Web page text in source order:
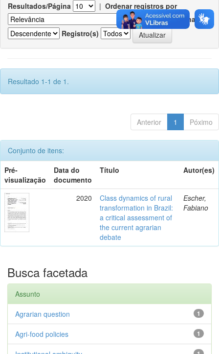
Resultados/Página | Ordenar registros por
Ordenar
Registro(s)
Resultado 1-1 de 1.
Anterior 1 Póximo
Conjunto de itens:
Pré-
visualização
Data do
documento
Título Autor(es)
2020
Class dynamics of rural
transformation in Brazil:
a critical assessment of
the current agrarian
debate
Escher,
Fabiano
Busca facetada
Assunto
1
Agrarian question
1
Agri-food policies